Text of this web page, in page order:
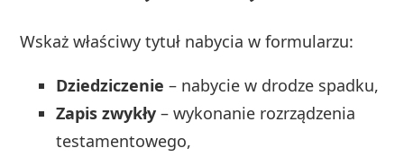
Wskaż właściwy tytuł nabycia w formularzu:
Dziedziczenie – nabycie w drodze spadku,
Zapis zwykły – wykonanie rozrządzenia
testamentowego,